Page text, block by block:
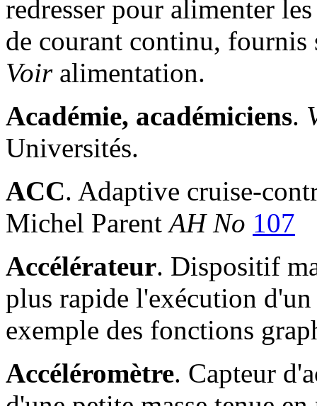
redresser pour alimenter
de courant continu, fournis
Voiralimentation.
Académie, académiciens.
Universités.
ACC. Adaptive cruise-
Michel ParentAH No 107
Accélérateur. Dispositif
plus rapide l'exécution
exemple des fonctions
Accéléromètre. Capteur